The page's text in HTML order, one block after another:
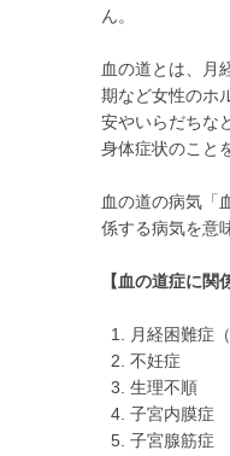
ん。
血の道とは、月
期など女性のホ
安やいらだちな
身体症状のこと
血の道の病気「
係する病気を意
【血の道症に関
月経困難症
不妊症
生理不順
子宮内膜症
子宮腺筋症